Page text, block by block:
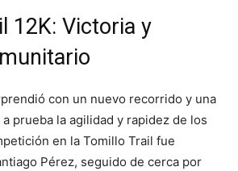
12K: Victoria y
con un nuevo recorrido y una
prueba la agilidad y rapidez de los
en la Tomillo Trail fue
Pérez, seguido de cerca por